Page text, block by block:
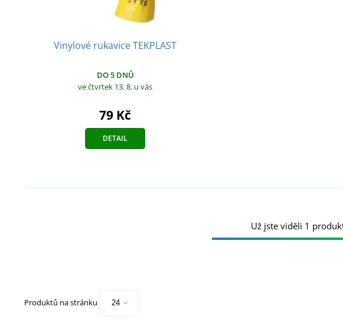
Vinylové rukavice TEKPLAST
DO 5 DNŮ
ve čtvrtek 13. 8. u vás
79 Kč
DETAIL
Už jste viděli 1
Produktů na stránku